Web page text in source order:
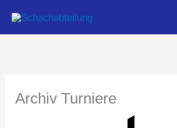
Inhalt
springen
Archiv Turniere